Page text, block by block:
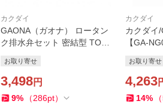
カクダイ
GAONA（ガオナ） ロータン
ク排水弁セット 密結型 TOT
お取り寄せ
3,498円
9% （286pt）
カクダイ
カクダイ
【GA-
TO用 38
〔▽〕
お取り寄せ
4,263
14% （